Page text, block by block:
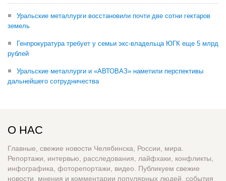
Уральские металлурги восстановили почти две сотни гектаров
земель
Генпрокуратура требует у семьи экс-владельца ЮГК еще 5 млрд
рублей
Уральские металлурги и «АВТОВАЗ» наметили перспективы
дальнейшего сотрудничества
О НАС
Главные, свежие новости Челябинска, России, мира.
Репортажи, интервью, расследования, лайфхаки, конфликты,
инфографика, фоторепортажи, видео. Публикуем свежие
новости, мнения и комментарии популярных людей, события